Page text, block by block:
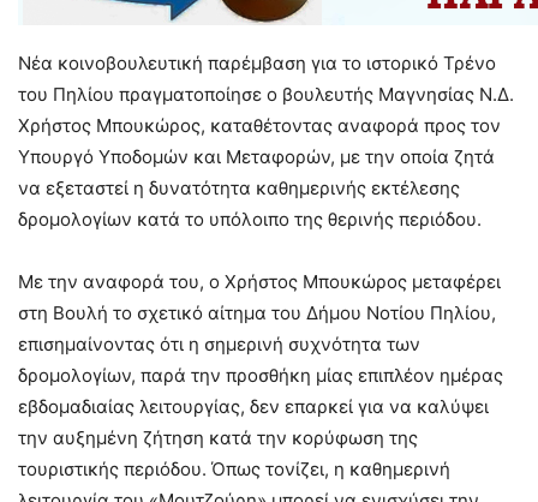
Νέα κοινοβουλευτική παρέμβαση για το ιστορικό Τρένο
του Πηλίου πραγματοποίησε ο βουλευτής Μαγνησίας Ν.Δ.
Χρήστος Μπουκώρος, καταθέτοντας αναφορά προς τον
Υπουργό Υποδομών και Μεταφορών, με την οποία ζητά
να εξεταστεί η δυνατότητα καθημερινής εκτέλεσης
δρομολογίων κατά το υπόλοιπο της θερινής περιόδου.
Με την αναφορά του, ο Χρήστος Μπουκώρος μεταφέρει
στη Βουλή το σχετικό αίτημα του Δήμου Νοτίου Πηλίου,
επισημαίνοντας ότι η σημερινή συχνότητα των
δρομολογίων, παρά την προσθήκη μίας επιπλέον ημέρας
εβδομαδιαίας λειτουργίας, δεν επαρκεί για να καλύψει
την αυξημένη ζήτηση κατά την κορύφωση της
τουριστικής περιόδου. Όπως τονίζει, η καθημερινή